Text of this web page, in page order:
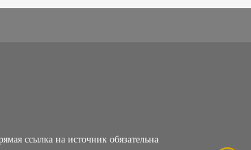
ссылка на источник обязательна